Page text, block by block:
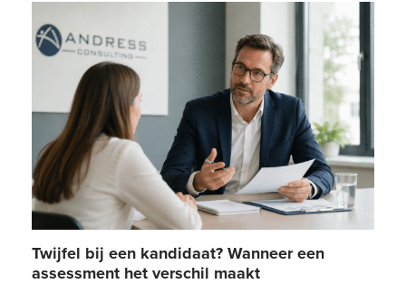
Twijfel bij een kandidaat? Wanneer een
assessment het verschil maakt